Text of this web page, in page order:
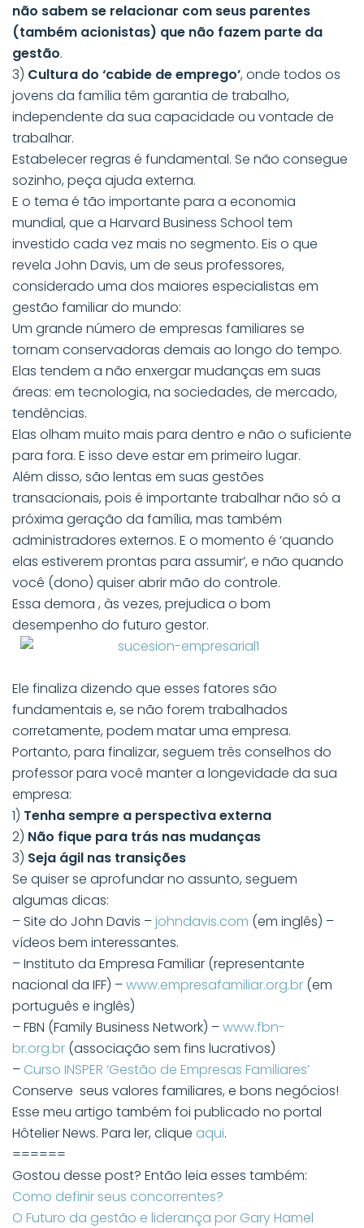
não sabem se relacionar com seus parentes
(também acionistas) que não fazem parte da
gestão.
3) Cultura do ‘cabide de emprego’, onde todos os
jovens da família têm garantia de trabalho,
independente da sua capacidade ou vontade de
trabalhar.
Estabelecer regras é fundamental. Se não consegue
sozinho, peça ajuda externa.
E o tema é tão importante para a economia
mundial, que a Harvard Business School tem
investido cada vez mais no segmento. Eis o que
revela John Davis, um de seus professores,
considerado uma dos maiores especialistas em
gestão familiar do mundo:
Um grande número de empresas familiares se
tornam conservadoras demais ao longo do tempo.
Elas tendem a não enxergar mudanças em suas
áreas: em tecnologia, na sociedades, de mercado,
tendências.
Elas olham muito mais para dentro e não o suficiente
para fora. E isso deve estar em primeiro lugar.
Além disso, são lentas em suas gestões
transacionais, pois é importante trabalhar não só a
próxima geração da família, mas também
administradores externos. E o momento é ‘quando
elas estiverem prontas para assumir’, e não quando
você (dono) quiser abrir mão do controle.
Essa demora , às vezes, prejudica o bom
desempenho do futuro gestor.
Ele finaliza dizendo que esses fatores são
fundamentais e, se não forem trabalhados
corretamente, podem matar uma empresa.
Portanto, para finalizar, seguem três conselhos do
professor para você manter a longevidade da sua
empresa:
1) Tenha sempre a perspectiva externa
2) Não fique para trás nas mudanças
3) Seja ágil nas transições
Se quiser se aprofundar no assunto, seguem
algumas dicas:
– Site do John Davis –johndavis.com (em inglês) –
vídeos bem interessantes.
– Instituto da Empresa Familiar (representante
nacional da IFF) –www.empresafamiliar.org.br (em
português e inglês)
– FBN (Family Business Network) –www.fbn-
br.org.br (associação sem fins lucrativos)
– Curso INSPER ‘Gestão de Empresas Familiares’
Conserve seus valores familiares, e bons negócios!
Esse meu artigo também foi publicado no portal
Hôtelier News. Para ler, clique aqui.
======
Gostou desse post? Então leia esses também:
Como definir seus concorrentes?
O Futuro da gestão e liderança por Gary Hamel